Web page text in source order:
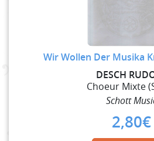
Wir Wollen Der Musika
DESCH
Choeur Mixte
Schott
2,80€